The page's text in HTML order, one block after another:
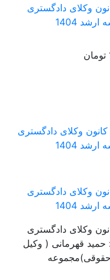
وکلای دادگستری
1404
وکلای دادگستری
1404
وکلای دادگستری
قهرمانی ( وکیل